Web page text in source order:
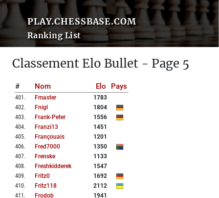
PLAY.CHESSBASE.COM
Ranking List
Classement Elo Bullet - Page 5
# Nom Elo Pays
401 . Fmaster
1783
402. Fnigl
1804
403. Frank-Peter
1556
404. Franzi13
1451
405. Françouais
1201
406. Fred7000
1350
407. Frenske
1133
408. Freshkidderek
1547
409. Fritz0
1692
410. Fritz118
2112
411 . Frodob
1941